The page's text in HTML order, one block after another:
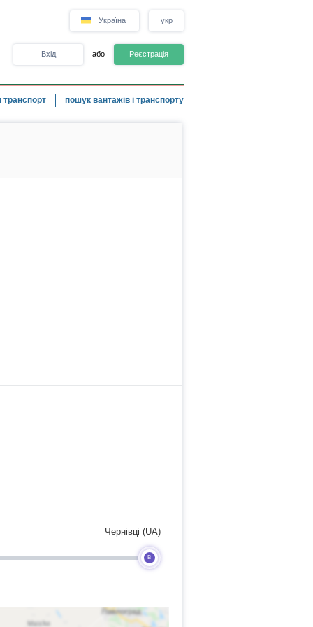
Україна укр
Вхід або Реєстрація
транспорт пошук вантажів і транспорту
B
Чернівці (UA)